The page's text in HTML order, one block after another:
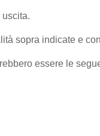
sopra indicate e
essere le